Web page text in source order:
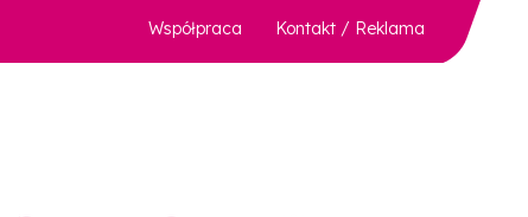
Współpraca Kontakt / Reklama